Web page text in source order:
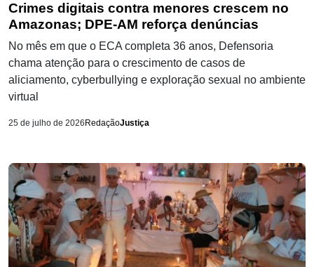
Crimes digitais contra menores crescem no
Amazonas; DPE-AM reforça denúncias
No mês em que o ECA completa 36 anos, Defensoria
chama atenção para o crescimento de casos de
aliciamento, cyberbullying e exploração sexual no ambiente
virtual
25 de julho de 2026 RedaçãoJustiça